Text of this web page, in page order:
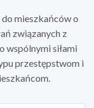
mieszkańców o
związanych z
wspólnymi siłami
przestępstwom i